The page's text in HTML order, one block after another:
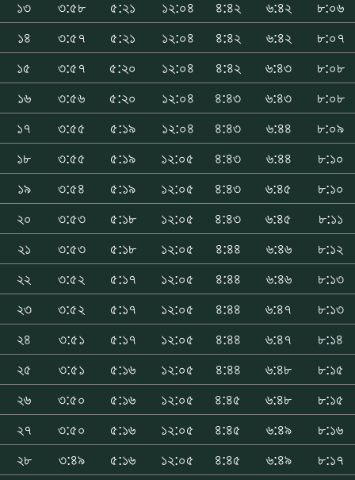
১৩
৩:৫৮ ৫:২১ ১২:০৪ ৪:৪২ ৬:৪২
৮:০৬
১৪
৩:৫৭ ৫:২১ ১২:০৪ ৪:৪২ ৬:৪২
৮:০৭
১৫
৩:৫৭ ৫:২০ ১২:০৪ ৪:৪২ ৬:৪৩
৮:০৮
১৬
৩:৫৬ ৫:২০ ১২:০৪ ৪:৪৩ ৬:৪৩
৮:০৮
১৭
৩:৫৫ ৫:১৯ ১২:০৪ ৪:৪৩ ৬:৪৪
৮:০৯
১৮
৩:৫৫ ৫:১৯ ১২:০৫ ৪:৪৩ ৬:৪৪
৮:১০
১৯
৩:৫৪ ৫:১৯ ১২:০৫ ৪:৪৩ ৬:৪৫
৮:১০
২০
৩:৫৩ ৫:১৮ ১২:০৫ ৪:৪৩ ৬:৪৫
৮:১১
২১
৩:৫৩ ৫:১৮ ১২:০৫ ৪:৪৪ ৬:৪৬
৮:১২
২২
৩:৫২ ৫:১৭ ১২:০৫ ৪:৪৪ ৬:৪৬
৮:১৩
২৩
৩:৫২ ৫:১৭ ১২:০৫ ৪:৪৪ ৬:৪৭
৮:১৩
২৪
৩:৫১ ৫:১৭ ১২:০৫ ৪:৪৪ ৬:৪৭
৮:১৪
২৫
৩:৫১ ৫:১৬ ১২:০৫ ৪:৪৪ ৬:৪৮
৮:১৫
২৬
৩:৫০ ৫:১৬ ১২:০৫ ৪:৪৫ ৬:৪৮
৮:১৫
২৭
৩:৫০ ৫:১৬ ১২:০৫ ৪:৪৫ ৬:৪৯
৮:১৬
২৮
৩:৪৯ ৫:১৬ ১২:০৫ ৪:৪৫ ৬:৪৯
৮:১৭